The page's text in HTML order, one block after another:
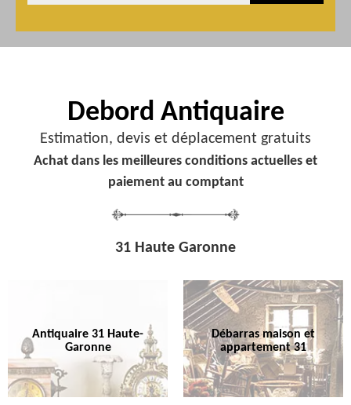
Debord Antiquaire
Estimation, devis et déplacement gratuits
Achat dans les meilleures conditions actuelles et
paiement au comptant
31 Haute Garonne
Antiquaire 31 Haute-
Garonne
Débarras maison et
appartement 31